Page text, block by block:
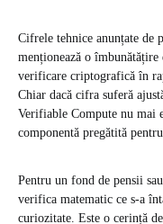
Cifrele tehnice anunțate de
menționează o
verificare criptografică în
Chiar dacă cifra suferă
Verifiable Compute nu mai
componentă pregătită
Pentru un fond de pensii
verifica matematic ce s-a
curiozitate. Este o cerință